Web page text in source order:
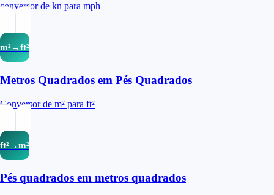
conversor de kn para mph
m²→ft²
Metros Quadrados em Pés Quadrados
Conversor de m² para ft²
ft²→m²
Pés quadrados em metros quadrados